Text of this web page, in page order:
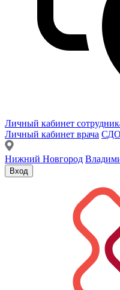
Личный кабинет
Личный кабинет врача СДО
Нижний Новгород
Вход